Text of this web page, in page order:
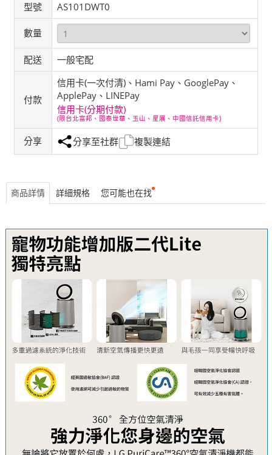
型號
AS101DWT0
數量
配送 一般宅配
付款
信用卡(一次付清)、Hami Pay、GooglePay、
ApplePay、LINEPay
信用卡(分期付款)
(限台北富邦、國泰世華、玉山、星展、中國信託信用卡)
分享 分享至社群 複製連結
商品詳情 詳細規格 您可能也在找